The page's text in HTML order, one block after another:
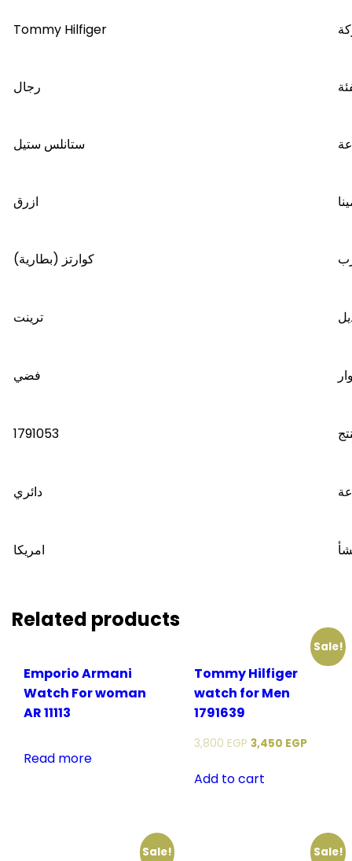
Tommy Hilfiger
رجال
ستانلس ستيل
ازرق
كوارتز (بطارية)
ترينت
فضي
1791053
دائري
امريكا
Related products
Emporio Armani
Watch For woman
AR 11113
Read more
Sale!
Tommy Hilfiger
watch for Men
1791639
3,800 EGP 3,450 EGP
Add to cart
Sale! Sale!